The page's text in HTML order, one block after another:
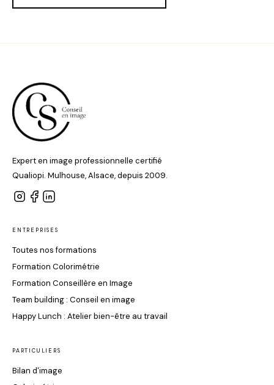
Expert en image professionnelle certifié
Qualiopi. Mulhouse, Alsace, depuis 2009.
ENTREPRISES
Toutes nos formations
Formation Colorimétrie
Formation Conseillère en Image
Team building : Conseil en image
Happy Lunch : Atelier bien-être au travail
PARTICULIERS
Bilan d'image